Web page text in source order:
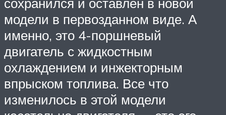
сохранился и оставлен в новой
модели в первозданном виде. А
именно, это 4-поршневый
двигатель с жидкостным
охлаждением и инжекторным
впрыском топлива. Все что
изменилось в этой модели